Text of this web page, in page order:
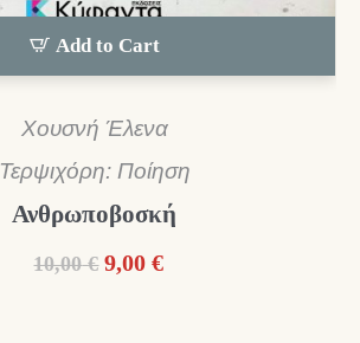
Add to Cart
Χουσνή Έλενα
Τερψιχόρη: Ποίηση
Ανθρωποβοσκή
10,00 € Original
9,00 €Η